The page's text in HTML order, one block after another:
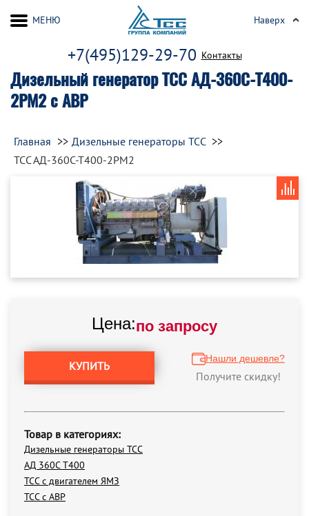
Дизельный генератор ТСС АД-360С-Т400-
2РМ2 с АВР
+7(495)129-29-70 Контакты
МЕНЮ Наверх
Главная
Дизельные генераторы ТСС
ТСС АД-360С-Т400-2РМ2
Цена:по запросу
КУПИТЬ
Нашли дешевле?
Получите скидку!
Товар в категориях:
Дизельные генераторы ТСС
АД 360С Т400
ТСС с двигателем ЯМЗ
ТСС с АВР